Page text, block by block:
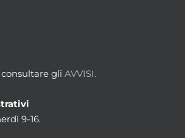
gli AVVISI.
9-16.